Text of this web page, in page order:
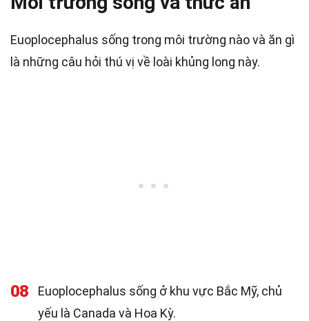
Euoplocephalus sống trong môi trường nào và ăn gì
là những câu hỏi thú vị về loài khủng long này.
08
Euoplocephalus sống ở khu vực Bắc Mỹ, chủ
yếu là Canada và Hoa Kỳ.